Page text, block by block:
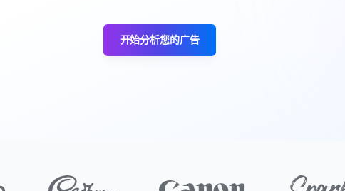
开始分析您的广告